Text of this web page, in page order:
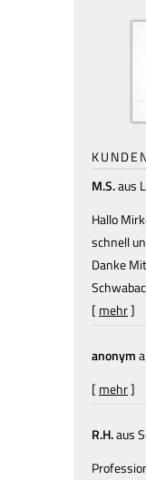
M.S.aus
Hallo
schnell
Danke
[ mehr]
anonym
[ mehr]
R.H.aus